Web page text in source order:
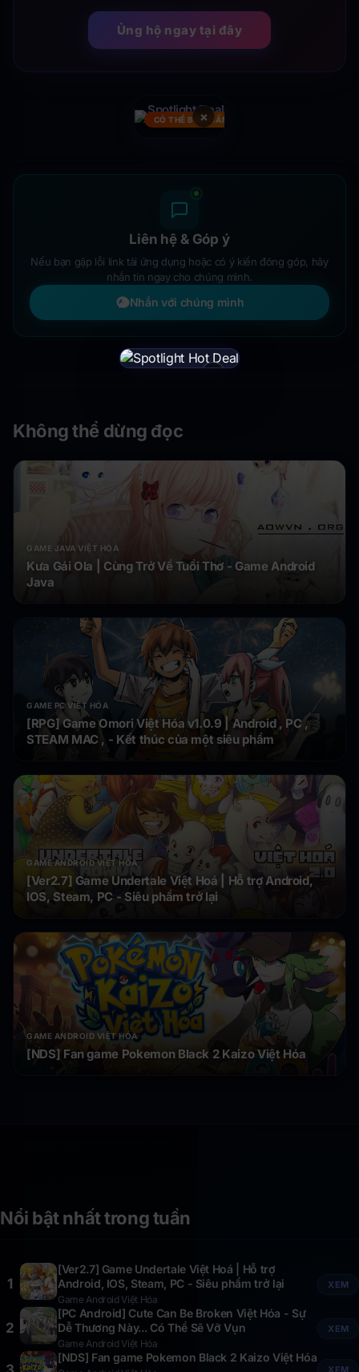
Ủng hộ ngay tại đây
×
CÓ THỂ BẠN CẦN
Liên hệ & Góp ý
Nếu bạn gặp lỗi link tải ứng dụng hoặc có ý kiến đóng góp, hãy
nhắn tin ngay cho chúng mình.
Nhắn với chúng mình
Không thể dừng đọc
GAME JAVA VIỆT HÓA
Kưa Gái Ola | Cùng Trở Về Tuổi Thơ - Game Android
Java
GAME PC VIỆT HÓA
[RPG] Game Omori Việt Hóa v1.0.9 | Android , PC ,
STEAM MAC , - Kết thúc của một siêu phẩm
GAME ANDROID VIỆT HÓA
[Ver2.7] Game Undertale Việt Hoá | Hỗ trợ Android,
IOS, Steam, PC - Siêu phẩm trở lại
GAME ANDROID VIỆT HÓA
[NDS] Fan game Pokemon Black 2 Kaizo Việt Hóa
Nổi bật nhất trong tuần
1
[Ver2.7] Game Undertale Việt Hoá | Hỗ trợ
Android, IOS, Steam, PC - Siêu phẩm trở lại
Game Android Việt Hóa
XEM
2
[PC Android] Cute Can Be Broken Việt Hóa - Sự
Dễ Thương Này... Có Thể Sẽ Vỡ Vụn
Game Android Việt Hóa
XEM
[NDS] Fan game Pokemon Black 2 Kaizo Việt Hóa
XEM
×